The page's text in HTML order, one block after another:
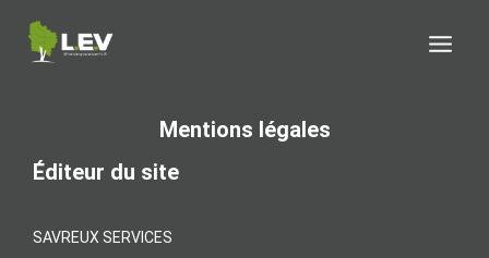
Mentions légales
Éditeur du site
SAVREUX SERVICES